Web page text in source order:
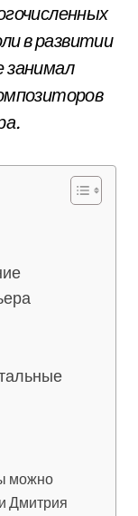
в развитии
занимал
можно
Дмитрия